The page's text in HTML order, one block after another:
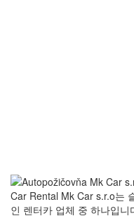
Car Rental Mk Car s.r.o는
인 렌터카 업체 중 하나입니